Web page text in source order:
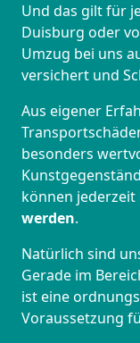
Und das gilt für
Duisburg oder
Umzug bei uns
versichert und
Aus eigener
besonders
können jederzeit
werden.
Natürlich sind
Gerade im
ist eine
Voraussetzung